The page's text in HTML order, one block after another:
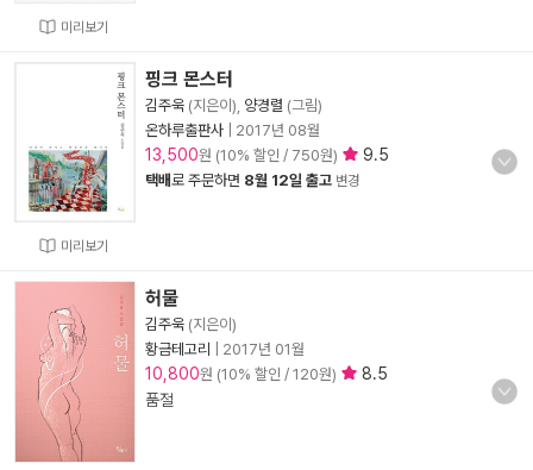
미리보기
미리보기
핑크 몬스터
김주욱 (지은이), 양경렬 (그림)
온하루출판사
2017년 08월
13,500원 (10% 할인 / 750원) 9.5
택배로 주문하면 8월 12일 출고 변경
허물
김주욱 (지은이)
황금테고리
2017년 01월
10,800원 (10% 할인 / 120원)
8.5
품절